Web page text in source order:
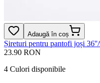
Adaugă în coș
Șireturi pentru pantofi joși
23.90 RON
4 Culori disponibile